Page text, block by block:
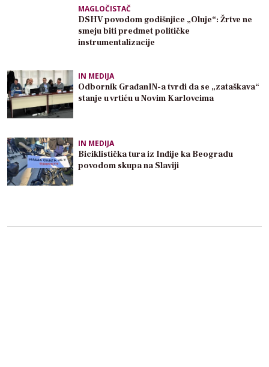
MAGLOČISTAČ
DSHV povodom godišnjice „Oluje“: Žrtve ne
smeju biti predmet političke
instrumentalizacije
IN MEDIJA
Odbornik GrađanIN-a tvrdi da se „zataškava“
stanje u vrtiću u Novim Karlovcima
IN MEDIJA
Biciklistička tura iz Inđije ka Beogradu
povodom skupa na Slaviji